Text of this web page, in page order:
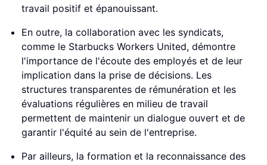
travail positif et épanouissant.
En outre, la collaboration avec les syndicats,
comme le Starbucks Workers United, démontre
l'importance de l'écoute des employés et de leur
implication dans la prise de décisions. Les
structures transparentes de rémunération et les
évaluations régulières en milieu de travail
permettent de maintenir un dialogue ouvert et de
garantir l'équité au sein de l'entreprise.
Par ailleurs, la formation et la reconnaissance des